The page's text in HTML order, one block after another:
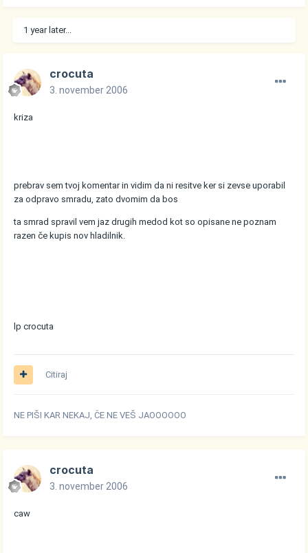
1 year later...
crocuta
3. november 2006
kriza
prebrav sem tvoj komentar in vidim da ni resitve ker si zevse uporabil
za odpravo smradu, zato dvomim da bos
ta smrad spravil vem jaz drugih medod kot so opisane ne poznam
razen če kupis nov hladilnik.
lp crocuta
Citiraj
NE PIŠI KAR NEKAJ, ČE NE VEŠ JAOOOOOO
crocuta
3. november 2006
caw